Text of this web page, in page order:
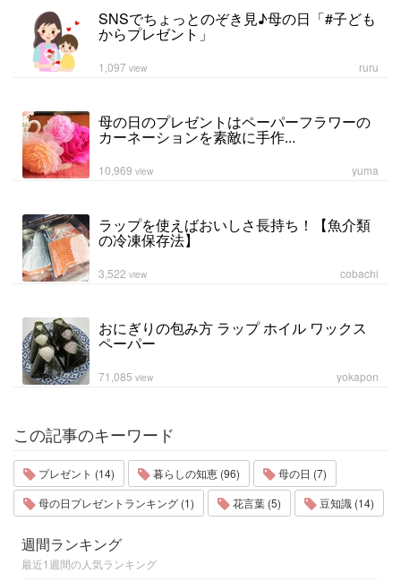
SNSでちょっとのぞき見♪母の日「#子ども
からプレゼント」
ruru
1,097 view
母の日のプレゼントはペーパーフラワーの
カーネーションを素敵に手作...
yuma
10,969 view
ラップを使えばおいしさ長持ち！【魚介類
の冷凍保存法】
cobachi
3,522 view
おにぎりの包み方 ラップ ホイル ワックス
ペーパー
yokapon
71,085 view
この記事のキーワード
プレゼント (14) 暮らしの知恵 (96)
母の日 (7)
母の日プレゼントランキング (1)
花言葉 (5) 豆知識 (14)
週間ランキング
最近1週間の人気ランキング